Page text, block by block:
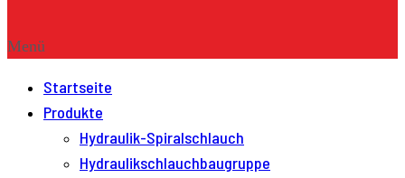
Menü
Startseite
Produkte
Hydraulik-Spiralschlauch
Hydraulikschlauchbaugruppe